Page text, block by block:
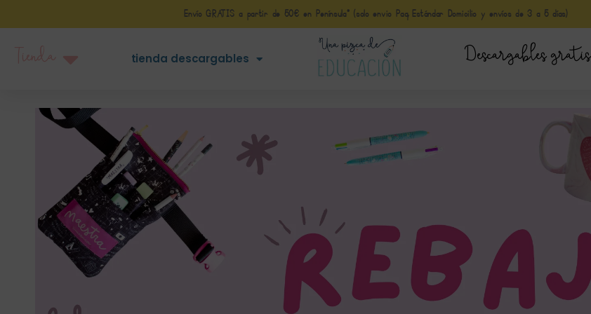
Envío GRATIS a partir de 50€ en Península* (solo envio Paq Estándar Domicilio y envíos de 3 a 5 días)
tienda descargables Descargables gratis